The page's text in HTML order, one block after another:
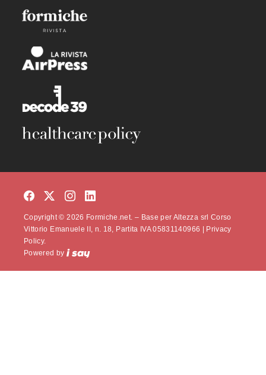
Copyright © 2026 Formiche.net. – Base per Altezza srl Corso
Vittorio Emanuele II, n. 18, Partita IVA 05831140966 |
Privacy
Policy.
Powered by